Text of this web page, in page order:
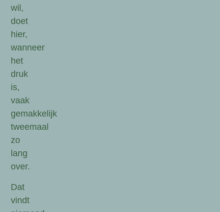
wil,
doet
hier,
wanneer
het
druk
is,
vaak
gemakkelijk
tweemaal
zo
lang
over.
Dat
vindt